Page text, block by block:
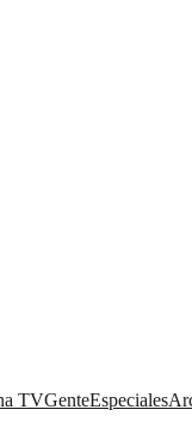
TVGenteEspeciales